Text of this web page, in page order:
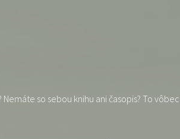
so sebou knihu ani časopis? To